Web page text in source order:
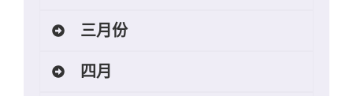
三月份
四月